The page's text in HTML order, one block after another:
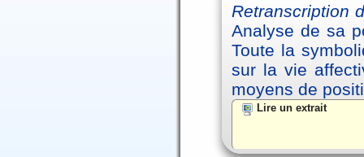
Retranscription
Analyse de sa
Toute la
sur la vie
moyens de
Lire un extrait